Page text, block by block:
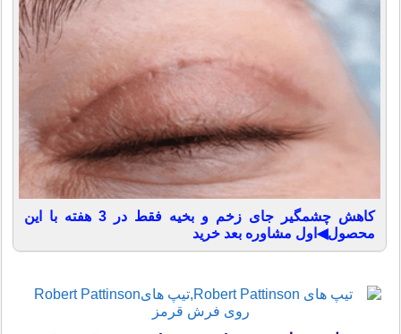
کاهش چشمگیر جای زخم و بخیه فقط در 3 هفته با این
محصول◀اول مشاوره بعد خرید